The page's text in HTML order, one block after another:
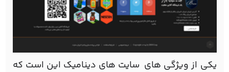
یکی از ویژگی های سایت های دینامیک این است که